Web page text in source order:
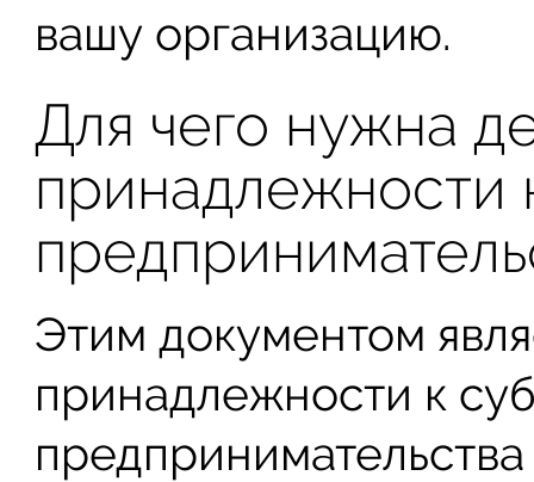
вашу организацию.
Для чего нужна
принадлежности
Этим документом
принадлежности к